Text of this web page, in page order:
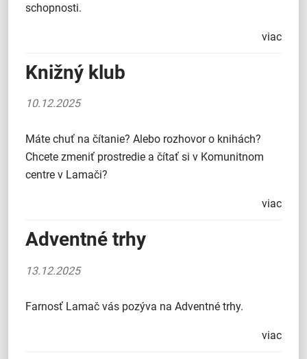
schopnosti.
viac
Knižný klub
10.12.2025
Máte chuť na čítanie? Alebo rozhovor o knihách?
Chcete zmeniť prostredie a čítať si v Komunitnom
centre v Lamači?
viac
Adventné trhy
13.12.2025
Farnosť Lamač vás pozýva na Adventné trhy.
viac